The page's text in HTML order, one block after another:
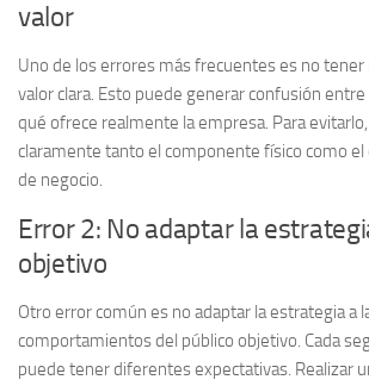
valor
Uno de los errores más frecuentes es no tener
valor clara. Esto puede generar confusión
qué ofrece realmente la empresa. Para
claramente tanto el componente físico como
de negocio.
Error 2: No adaptar la
objetivo
Otro error común es no adaptar la estrategia a
comportamientos del público objetivo. Cada
puede tener diferentes expectativas. Realizar